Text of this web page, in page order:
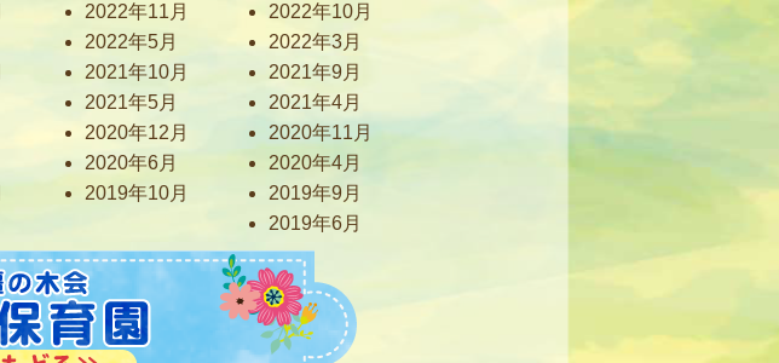
2022年11月
2022年10月
2022年5月
2022年3月
2021年10月
2021年9月
2021年5月
2021年4月
2020年12月
2020年11月
2020年6月
2020年4月
2019年10月
2019年9月
2019年6月